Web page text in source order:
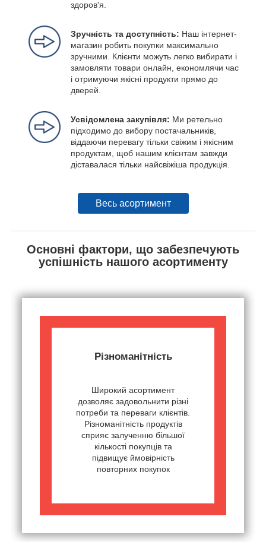
здоров'я.
Зручність та доступність: Наш інтернет-
магазин робить покупки максимально
зручними. Клієнти можуть легко вибирати і
замовляти товари онлайн, економлячи час
і отримуючи якісні продукти прямо до
дверей.
Усвідомлена закупівля: Ми ретельно
підходимо до вибору постачальників,
віддаючи перевагу тільки свіжим і якісним
продуктам, щоб нашим клієнтам завжди
діставалася тільки найсвіжіша продукція.
Весь асортимент
Основні фактори, що забезпечують
успішність нашого асортименту
Різноманітність
Широкий асортимент
дозволяє задовольнити різні
потреби та переваги клієнтів.
Різноманітність продуктів
сприяє залученню більшої
кількості покупців та
підвищує ймовірність
повторних покупок